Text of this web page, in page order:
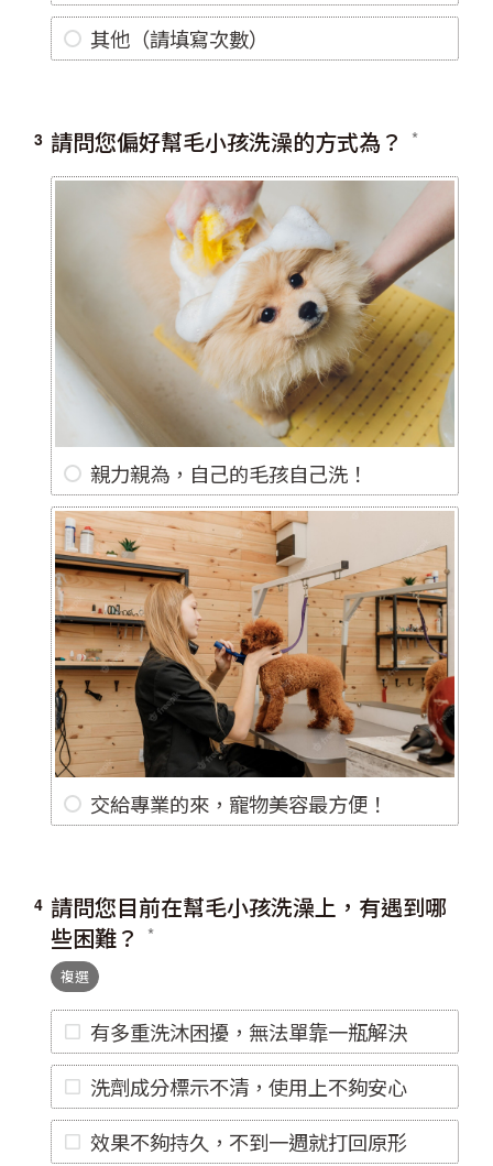
其他（請填寫次數）
3 請問您偏好幫毛小孩洗澡的方式為？
親力親為，自己的毛孩自己洗！
交給專業的來，寵物美容最方便！
4 請問您目前在幫毛小孩洗澡上，有遇到哪
些困難？
複選
有多重洗沐困擾，無法單靠一瓶解決
洗劑成分標示不清，使用上不夠安心
效果不夠持久，不到一週就打回原形